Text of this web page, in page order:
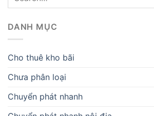
DANH MỤC
Cho thuê kho bãi
Chưa phân loại
Chuyển phát nhanh